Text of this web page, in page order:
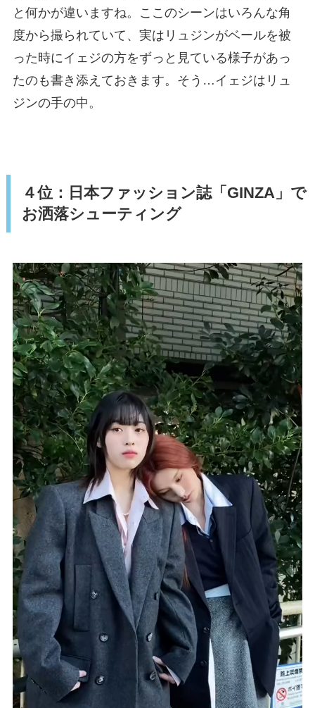
と何かが違いますね。ここのシーンはいろんな角
度から撮られていて、実はリュジンがベールを被
った時にイェジの方をずっと見ている様子があっ
たのも書き添えておきます。そう…イェジはリュ
ジンの手の中。
４位：日本ファッション誌「GINZA」で
お洒落シューティング